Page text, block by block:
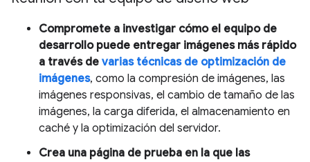
Compromete a investigar cómo el equipo de
desarrollo puede entregar imágenes más rápido
a través de varias técnicas de optimización de
imágenes, como la compresión de imágenes, las
imágenes responsivas, el cambio de tamaño de las
imágenes, la carga diferida, el almacenamiento en
caché y la optimización del servidor.
Crea una página de prueba en la que las